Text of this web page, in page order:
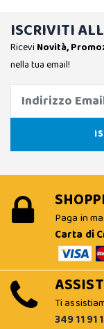
ISCRIVITI
Ricevi Novità,
nella tua email!
Paga in
Carta di
Ti
349 11 91